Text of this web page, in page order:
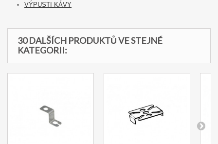
VÝPUSTI KÁVY
30 DALŠÍCH PRODUKTŮ VE STEJNÉ
KATEGORII: